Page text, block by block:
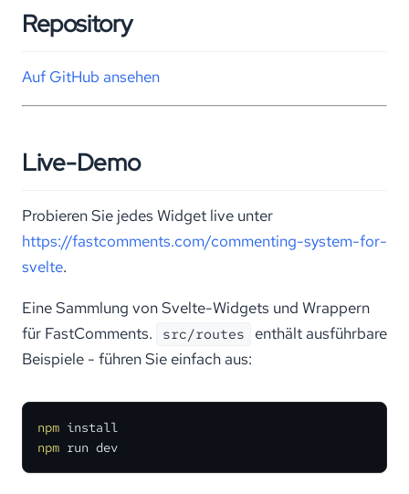
Repository
Auf GitHub ansehen
Live-Demo
Probieren Sie jedes Widget live unter
https://fastcomments.com/commenting-system-for-
svelte.
Eine Sammlung von Svelte-Widgets und Wrappern
für FastComments.
src/routes
enthält ausführbare
Beispiele - führen Sie einfach aus:
npm
npm run dev